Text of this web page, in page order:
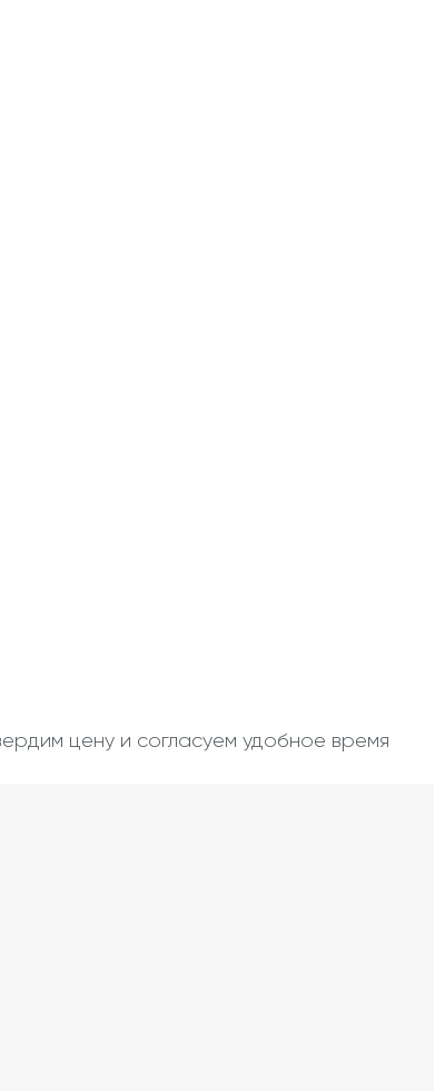
цену и согласуем удобное время